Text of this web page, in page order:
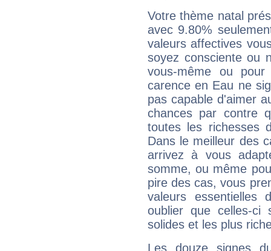
Votre thème natal
avec 9.80%
valeurs affectives
soyez consciente ou
vous-même ou
carence en Eau ne
pas capable d'aimer
chances par contre
toutes les richesses
Dans le meilleur des
arrivez à vous
somme, ou même
pire des cas, vous
valeurs
oublier que celles-
solides et les plus
Les douze signes